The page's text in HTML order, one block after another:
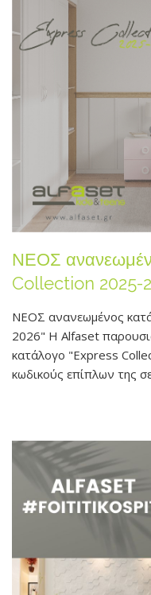
ΝΕΟΣ
Collection 2025-
ΝΕΟΣ ανανεωμένος
2026" Η Alfaset
κατάλογο "Express
κωδικούς επίπλων της